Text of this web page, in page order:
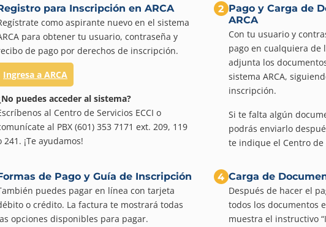
para Inscripción en ARCA
como aspirante nuevo en el sistema
para obtener tu usuario, contraseña y
de pago por derechos de inscripción.
Ingresa a ARCA
puedes acceder al sistema?
al Centro de Servicios ECCI o
al PBX (601) 353 7171 ext. 209, 119
241. ¡Te ayudamos!
2 Pago y Carga de
ARCA
Con tu usuario y
pago en cualquiera de
adjunta los
sistema ARCA,
inscripción.
Si te falta algún
podrás enviarlo
te indique el Centro de
de Pago y Guía de Inscripción
puedes pagar en línea con tarjeta
o crédito. La factura te mostrará todas
opciones disponibles para pagar.
4 Carga de
Después de hacer el
todos los documentos
muestra el instructivo